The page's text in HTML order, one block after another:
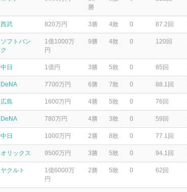
勝
西武 820万円 3勝 4敗 0 87.2回
ソフトバン
ク
1億1000万
円
9勝 4敗 0 120回
中日 1億円 3勝 5敗 0 85回
DeNA 7700万円 6勝 7敗 0 88.1回
広島 1600万円 4勝 5敗 0 76回
DeNA 780万円 4勝 3敗 0 59回
中日 1000万円 2勝 8敗 0 77.1回
オリックス 9500万円 3勝 5敗 0 94.1回
ヤクルト
1億6000万
円
2勝 5敗 0 62回